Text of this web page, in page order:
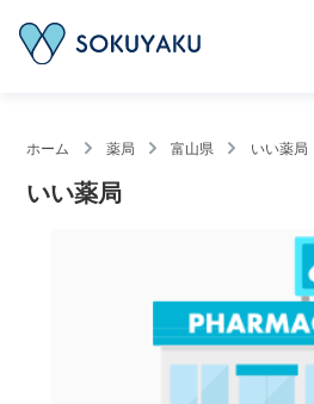
ホーム 薬局 富山県 いい薬局
いい薬局